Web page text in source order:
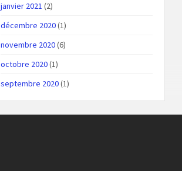
janvier 2021 (2)
décembre 2020(1)
novembre 2020(6)
octobre 2020(1)
septembre 2020(1)